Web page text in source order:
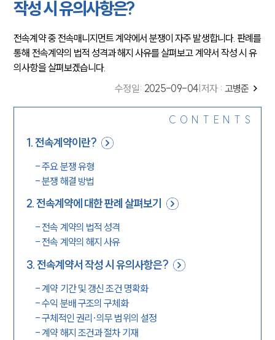
작성 시 유의사항은?
전속계약 중 전속매니지먼트 계약에서 분쟁이 자주 발생합니다. 판례를
통해 전속계약의 법적 성격과 해지 사유를 살펴보고 계약서 작성 시 유
의사항을 살펴보겠습니다.
수정일: 2025-09-04 저자 : 고병준
CONTENTS
1.전속계약이란?
-주요 분쟁 유형
-분쟁 해결 방법
2.전속계약에 대한 판례 살펴보기
- 전속 계약의 법적 성격
- 전속 계약의 해지 사유
3.전속계약서 작성 시 유의사항은?
-계약 기간 및 갱신 조건 명확화
-수익 분배 구조의 구체화
-구체적인 권리·의무 범위의 설정
-계약 해지 조건과 절차 기재